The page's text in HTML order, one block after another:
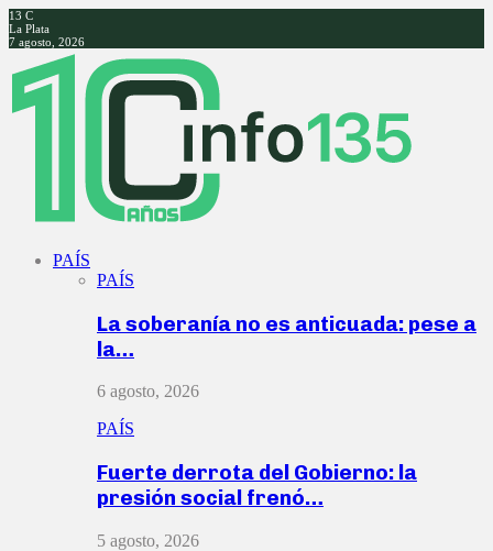
13 C
La Plata
7 agosto, 2026
Facebook
Twitter
Instagram
Youtube
PAÍS
PAÍS
La soberanía no es anticuada: pese a
la…
6 agosto, 2026
PAÍS
Fuerte derrota del Gobierno: la
presión social frenó…
5 agosto, 2026